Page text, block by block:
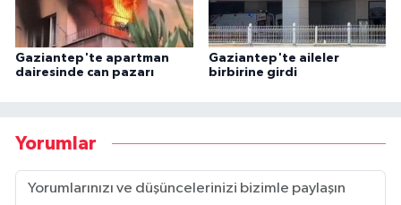
Gaziantep'te apartman
dairesinde can pazarı
Gaziantep'te aileler
birbirine girdi
Yorumlar